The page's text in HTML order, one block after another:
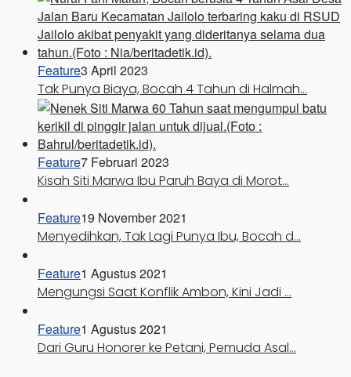
Feature3 April 2023
Tak Punya Biaya, Bocah 4 Tahun di Halmah…
Feature7 Februari 2023
Kisah Siti Marwa Ibu Paruh Baya di Morot…
Feature19 November 2021
Menyedihkan, Tak Lagi Punya Ibu, Bocah d…
Feature1 Agustus 2021
Mengungsi Saat Konflik Ambon, Kini Jadi …
Feature1 Agustus 2021
Dari Guru Honorer ke Petani, Pemuda Asal…